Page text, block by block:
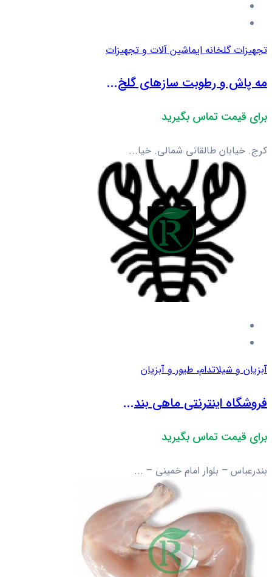
تجهیزات گلخانه ایماشین آلات و تجهیزات
مه پاش و رطوبت سازهای گلخ...
برای قیمت تماس بگیرید
کرج. خیابان طالقانی شمالی. خیا...
آبزیان و شیلاتدام، طیور و آبزیان
فروشگاه اینترنتی ماهی بند...
برای قیمت تماس بگیرید
بندرعباس – بلوار امام خمینی – ...